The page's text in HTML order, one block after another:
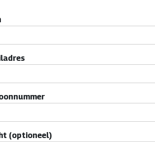
(optioneel)